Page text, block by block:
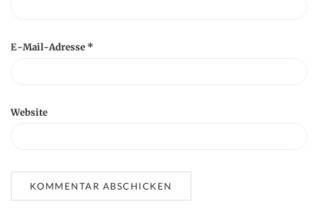
E-Mail-Adresse *
Website